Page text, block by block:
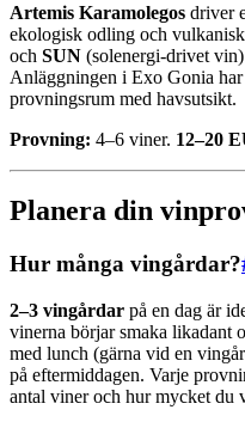
Artemis Karamolegos driver
ekologisk odling och
och SUN (solenergi-drivet
Anläggningen i Exo Gonia har
provningsrum med havsutsikt.
Provning: 4–6 viner. 12–20
Planera din
Hur många vingårdar?
2–3 vingårdar på en dag är
vinerna börjar smaka likadant
med lunch (gärna vid en
på eftermiddagen. Varje
antal viner och hur mycket du